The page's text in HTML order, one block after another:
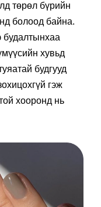
төрөл бүрийн
болоод байна.
будалтынхаа
хувьд
будгууд
гэж
хооронд нь